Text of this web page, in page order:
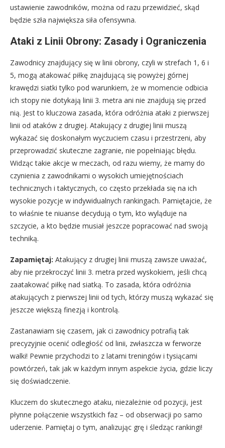
ustawienie zawodników, można od razu przewidzieć, skąd
będzie szła największa siła ofensywna.
Ataki z Linii Obrony: Zasady i Ograniczenia
Zawodnicy znajdujący się w linii obrony, czyli w strefach 1, 6 i
5, mogą atakować piłkę znajdującą się powyżej górnej
krawędzi siatki tylko pod warunkiem, że w momencie odbicia
ich stopy nie dotykają linii 3. metra ani nie znajdują się przed
nią. Jest to kluczowa zasada, która odróżnia ataki z pierwszej
linii od ataków z drugiej. Atakujący z drugiej linii muszą
wykazać się doskonałym wyczuciem czasu i przestrzeni, aby
przeprowadzić skuteczne zagranie, nie popełniając błędu.
Widząc takie akcje w meczach, od razu wiemy, że mamy do
czynienia z zawodnikami o wysokich umiejętnościach
technicznych i taktycznych, co często przekłada się na ich
wysokie pozycje w indywidualnych rankingach. Pamiętajcie, że
to właśnie te niuanse decydują o tym, kto wyląduje na
szczycie, a kto będzie musiał jeszcze popracować nad swoją
techniką.
Zapamiętaj: Atakujący z drugiej linii muszą zawsze uważać,
aby nie przekroczyć linii 3. metra przed wyskokiem, jeśli chcą
zaatakować piłkę nad siatką. To zasada, która odróżnia
atakujących z pierwszej linii od tych, którzy muszą wykazać się
jeszcze większą finezją i kontrolą.
Zastanawiam się czasem, jak ci zawodnicy potrafią tak
precyzyjnie ocenić odległość od linii, zwłaszcza w ferworze
walki! Pewnie przychodzi to z latami treningów i tysiącami
powtórzeń, tak jak w każdym innym aspekcie życia, gdzie liczy
się doświadczenie.
Kluczem do skutecznego ataku, niezależnie od pozycji, jest
płynne połączenie wszystkich faz – od obserwacji po samo
uderzenie. Pamiętaj o tym, analizując grę i śledząc rankingi!